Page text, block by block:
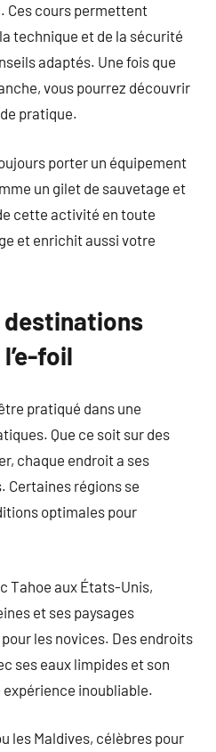
Ces cours permettent
technique et de la sécurité
adaptés. Une fois que
vous pourrez découvrir
pratique.
porter un équipement
un gilet de sauvetage et
cette activité en toute
et enrichit aussi votre
destinations
foil
pratiqué dans une
Que ce soit sur des
chaque endroit a ses
Certaines régions se
optimales pour
Tahoe aux États-Unis,
et ses paysages
les novices. Des endroits
ses eaux limpides et son
inoubliable.
les Maldives, célèbres pour